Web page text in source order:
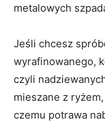
metalowych
Jeśli chcesz
wyrafinowanego,
⁤czyli
⁢mieszane z
czemu potrawa